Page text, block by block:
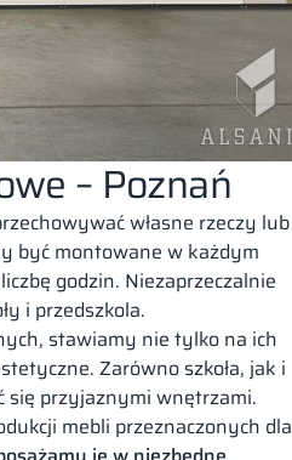
– Poznań
własne rzeczy lub
być montowane w każdym
godzin. Niezaprzeczalnie
i przedszkola.
stawiamy nie tylko na ich
Zarówno szkoła, jak i
się przyjaznymi wnętrzami.
mebli przeznaczonych dla